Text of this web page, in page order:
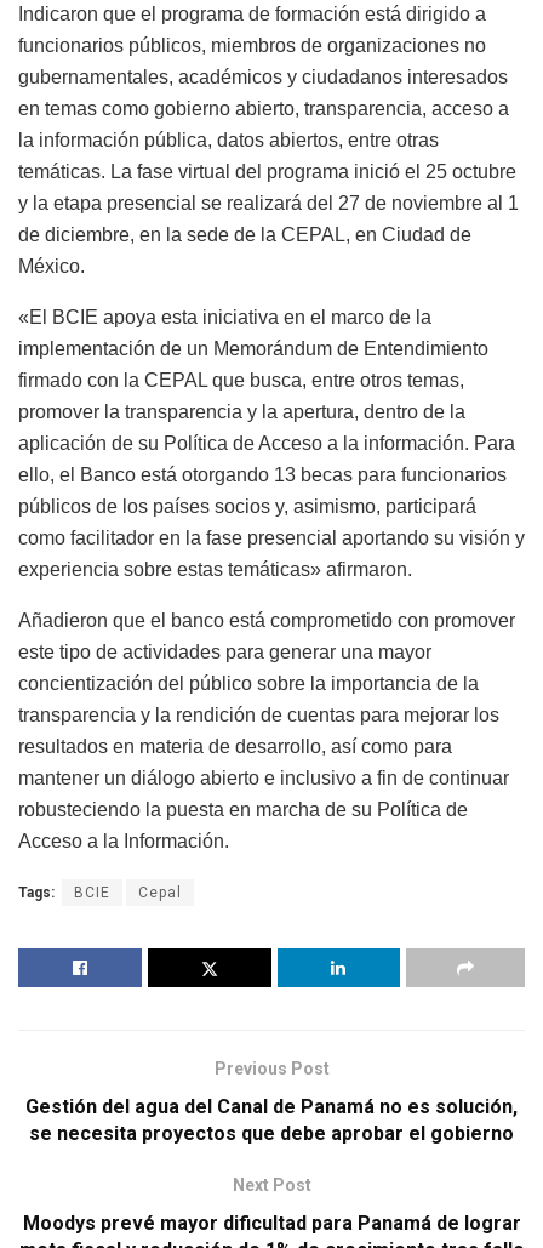
Indicaron que el programa de formación está dirigido a
funcionarios públicos, miembros de organizaciones no
gubernamentales, académicos y ciudadanos interesados
en temas como gobierno abierto, transparencia, acceso a
la información pública, datos abiertos, entre otras
temáticas. La fase virtual del programa inició el 25 octubre
y la etapa presencial se realizará del 27 de noviembre al 1
de diciembre, en la sede de la CEPAL, en Ciudad de
México.
«El BCIE apoya esta iniciativa en el marco de la
implementación de un Memorándum de Entendimiento
firmado con la CEPAL que busca, entre otros temas,
promover la transparencia y la apertura, dentro de la
aplicación de su Política de Acceso a la información. Para
ello, el Banco está otorgando 13 becas para funcionarios
públicos de los países socios y, asimismo, participará
como facilitador en la fase presencial aportando su visión y
experiencia sobre estas temáticas» afirmaron.
Añadieron que el banco está comprometido con promover
este tipo de actividades para generar una mayor
concientización del público sobre la importancia de la
transparencia y la rendición de cuentas para mejorar los
resultados en materia de desarrollo, así como para
mantener un diálogo abierto e inclusivo a fin de continuar
robusteciendo la puesta en marcha de su Política de
Acceso a la Información.
Tags: BCIE Cepal
Previous Post
Gestión del agua del Canal de Panamá no es solución,
se necesita proyectos que debe aprobar el gobierno
Next Post
Moodys prevé mayor dificultad para Panamá de lograr